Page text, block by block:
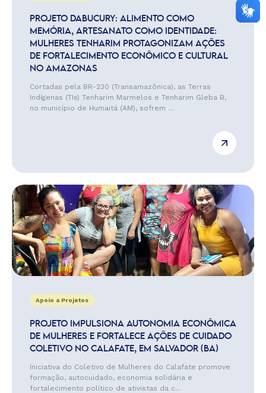
PROJETO DABUCURY: ALIMENTO COMO
MEMÓRIA, ARTESANATO COMO IDENTIDADE:
MULHERES TENHARIM PROTAGONIZAM AÇÕES
DE FORTALECIMENTO ECONÔMICO E CULTURAL
NO AMAZONAS
Cortadas pela BR-230 (Transamazônica), as Terras
Indígenas (TIs) Tenharim Marmelos e Tenharim Gleba B,
no município de Humaitá (AM), sofrem ...
Apoio a Projetos
PROJETO IMPULSIONA AUTONOMIA ECONÔMICA
DE MULHERES E FORTALECE AÇÕES DE CUIDADO
COLETIVO NO CALAFATE, EM SALVADOR (BA)
Iniciativa do Coletivo de Mulheres do Calafate promove
formação, autocuidado, economia solidária e
fortalecimento político de ativistas da c...